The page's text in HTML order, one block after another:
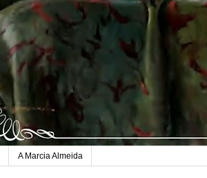
A Marcia Almeida